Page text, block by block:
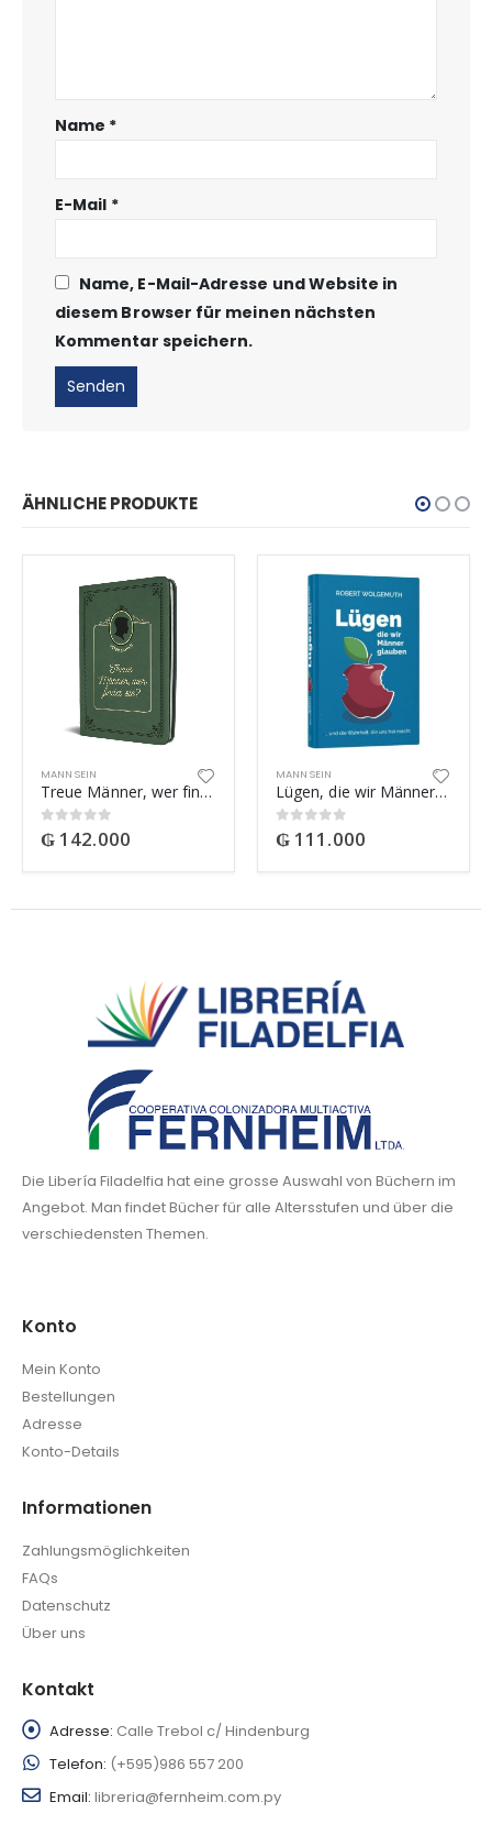
Name *
E-Mail *
Name, E-Mail-Adresse und Website in
diesem Browser für meinen nächsten
Kommentar speichern.
ÄHNLICHE PRODUKTE
MANN SEIN
Treue Männer, wer findet sie?
0out of 5
₲ 142.000
MANN SEIN
Lügen, die wir Männer glauben … und die Wahrheit, die uns frei macht
0out of 5
₲ 111.000
Die Libería Filadelfia hat eine grosse Auswahl von Büchern im
Angebot. Man findet Bücher für alle Altersstufen und über die
verschiedensten Themen.
Konto
Mein Konto
Bestellungen
Adresse
Konto-Details
Informationen
Zahlungsmöglichkeiten
FAQs
Datenschutz
Über uns
Kontakt
Adresse: Calle Trebol c/ Hindenburg
Telefon: (+595)986 557 200
Email: libreria@fernheim.com.py